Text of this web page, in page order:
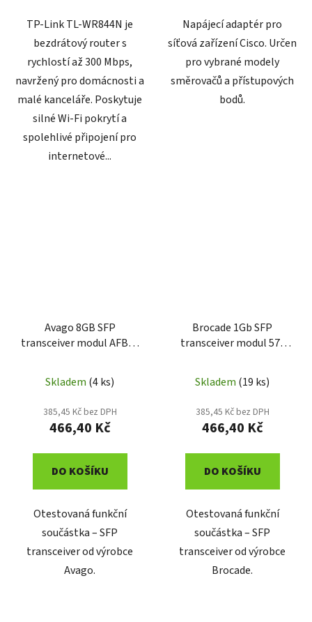
TP-Link TL-WR844N je
bezdrátový router s
rychlostí až 300 Mbps,
navržený pro domácnosti a
malé kanceláře. Poskytuje
silné Wi-Fi pokrytí a
spolehlivé připojení pro
internetové...
Napájecí adaptér pro
síťová zařízení Cisco. Určen
pro vybrané modely
směrovačů a přístupových
bodů.
Avago 8GB SFP
transceiver modul AFBR-
Skladem (4 ks)
385,45 Kč bez DPH
466,40 Kč
DO KOŠÍKU
Otestovaná funkční
součástka – SFP
transceiver od výrobce
Avago.
Brocade 1Gb SFP
transceiver modul 57-
Skladem (19 ks)
385,45 Kč bez DPH
466,40 Kč
DO KOŠÍKU
Otestovaná funkční
součástka – SFP
transceiver od výrobce
Brocade.